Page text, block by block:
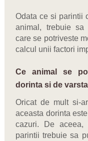
Odata ce si parintii
animal, trebuie sa
care se potriveste
calcul unii factori
Ce animal se
dorinta si de
Oricat de mult si-
aceasta dorinta
cazuri. De aceea,
parintii trebuie sa